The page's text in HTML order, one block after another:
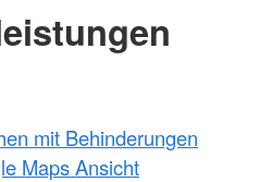
mit Behinderungen
Maps Ansicht